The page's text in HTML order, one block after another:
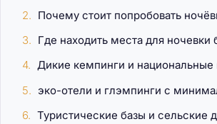
Почему стоит попробовать
Где находить места для ночевки
Дикие кемпинги и национальные
эко-отели и глэмпинги с
Туристические базы и сельские